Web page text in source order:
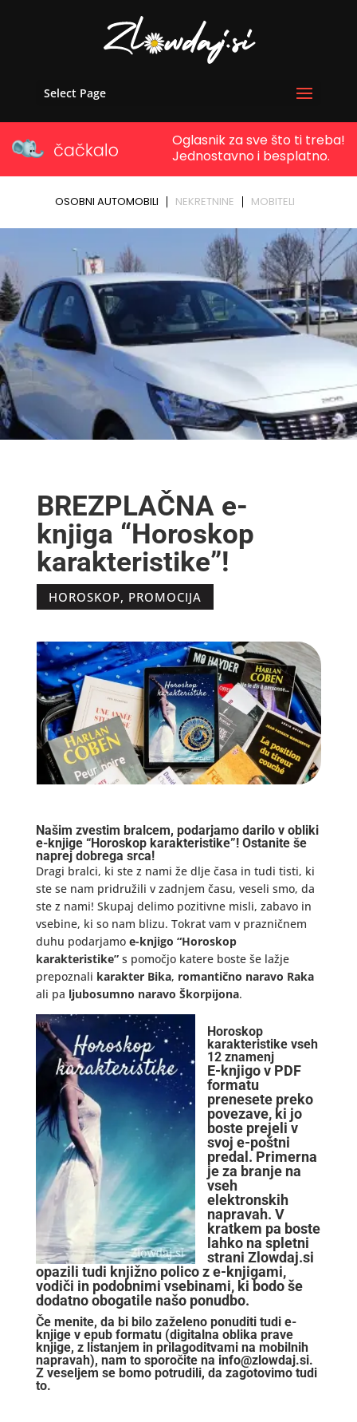
Select Page
BREZPLAČNA e-
knjiga “Horoskop
karakteristike”!
HOROSKOP, PROMOCIJA
Našim zvestim bralcem, podarjamo darilo v obliki
e-knjige “Horoskop karakteristike”! Ostanite še
naprej dobrega srca!
Dragi bralci, ki ste z nami že dlje časa in tudi tisti, ki
ste se nam pridružili v zadnjem času, veseli smo, da
ste z nami! Skupaj delimo pozitivne misli, zabavo in
vsebine, ki so nam blizu. Tokrat vam v prazničnem
duhu podarjamoe-knjigo “Horoskop
karakteristike”s pomočjo katere boste še lažje
prepoznali karakter Bika, romantično naravo Raka
ali pa ljubosumno naravo Škorpijona.
Horoskop
karakteristike vseh
12 znamenj
E-knjigo v PDF
formatu
prenesete preko
povezave, ki jo
boste prejeli v
svoj e-poštni
predal. Primerna
je za branje na
vseh
elektronskih
napravah. V
kratkem pa boste
lahko na spletni
strani Zlowdaj.si
opazili tudi knjižno polico z e-knjigami,
vodiči in podobnimi vsebinami, ki bodo še
dodatno obogatile našo ponudbo.
Če menite, da bi bilo zaželeno ponuditi tudi e-
knjige v epub formatu (digitalna oblika prave
knjige, z listanjem in prilagoditvami na mobilnih
napravah), nam to sporočite na info@zlowdaj.si.
Z veseljem se bomo potrudili, da zagotovimo tudi
to.